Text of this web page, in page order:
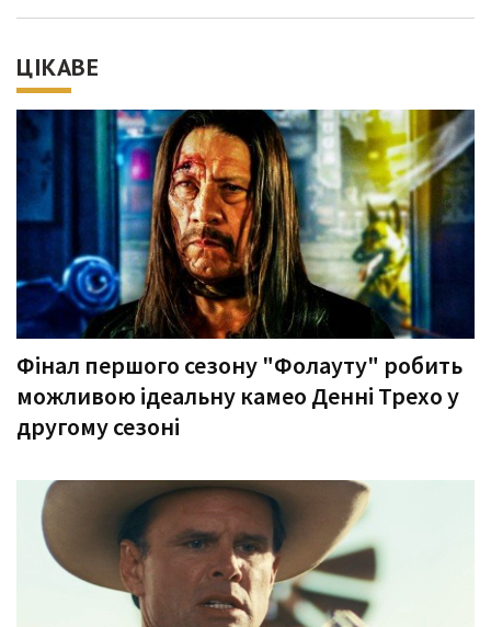
ЦІКАВЕ
Фінал першого сезону "Фолауту" робить
можливою ідеальну камео Денні Трехо у
другому сезоні